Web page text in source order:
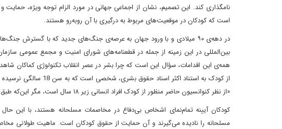
نامگذاری کند. این تصمیم، نشان از اجماعی جهانی در مورد الزام توجه ویژه،
است که کودکان در موقعیت‌های مربوط به درگیری با آن روبه‌رو هستند.
در دهه‌ی ۹۰ میلادی و با ورود جهان به عرصه‌ی جنگ‌های جدید که با
بین‌المللی در این زمینه از جمله در قطعنامه‌های شورای امنیت و مجمع عمومی
همه‌ی این اقدامات، سؤال این است که چرا بشر در عصر انقلاب تکنولوژی کماکان
«از نظر کنوانسیون حاضر منظور از کودک افراد انسانی زیر ۱۸ سال است، مگر این‌که طبق قانون قابل اجرا در مورد کودک سن بلوغ کمتر تشخیص داده شود».
کودکان آیینه تمام‌نمای اشخاص بی‌دفاع در مخاصمات مسلحانه هستند، با این
مسلحانه را نادیده می‌گیرند و آن حمایت از حقوق کودکان است. ماهیت طولانی